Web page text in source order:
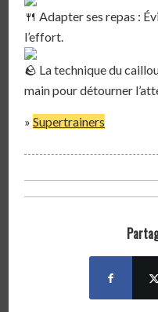
Adapter ses repas :
l’effort.⁣
La technique du
main pour détourner
»Supertrainers